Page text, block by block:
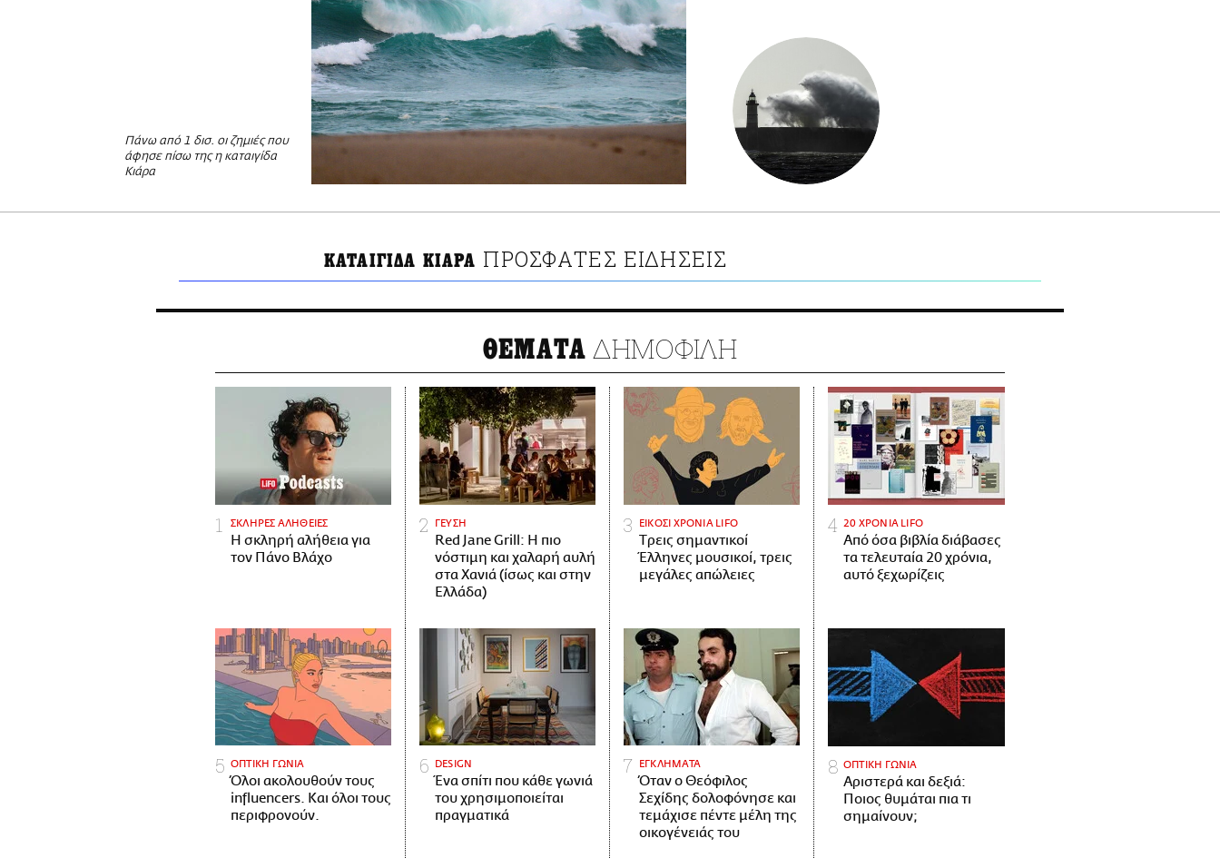
Πάνω από 1 δισ. οι ζημιές που
άφησε πίσω της η καταιγίδα
Κιάρα
ΚΑΤΑΙΓΙΔΑ ΚΙΑΡΑ ΠΡΟΣΦΑΤΕΣ ΕΙΔΗΣΕΙΣ
ΘΕΜΑΤΑ ΔΗΜΟΦΙΛΗ
ΣΚΛΗΡΕΣ ΑΛΗΘΕΙΕΣ
H σκληρή αλήθεια για
τον Πάνο Βλάχο
ΓΕΥΣΗ
Red Jane Grill: Η πιο
νόστιμη και χαλαρή αυλή
στα Χανιά (ίσως και στην
Ελλάδα)
ΕΙΚΟΣΙ ΧΡΟΝΙΑ LIFO
Tρεις σημαντικοί
Έλληνες μουσικοί, τρεις
μεγάλες απώλειες
20 ΧΡΟΝΙΑ LIFO
Από όσα βιβλία διάβασες
τα τελευταία 20 χρόνια,
αυτό ξεχωρίζεις
ΟΠΤΙΚΗ ΓΩΝΙΑ
Όλοι ακολουθούν τους
influencers. Και όλοι τους
περιφρονούν.
DESIGN
Ένα σπίτι που κάθε γωνιά
του χρησιμοποιείται
πραγματικά
ΕΓΚΛΗΜΑΤΑ
Όταν ο Θεόφιλος
Σεχίδης δολοφόνησε και
τεμάχισε πέντε μέλη της
οικογένειάς του
ΟΠΤΙΚΗ ΓΩΝΙΑ
Αριστερά και δεξιά:
Ποιος θυμάται πια τι
σημαίνουν;